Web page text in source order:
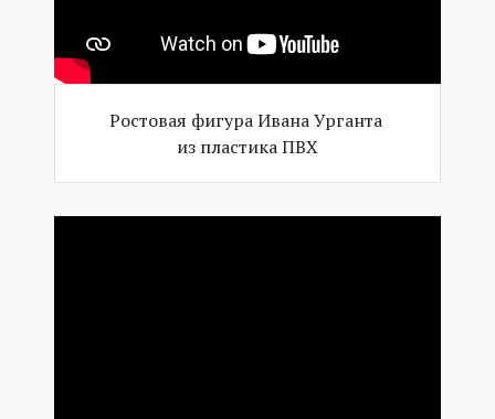
Ростовая фигура Ивана Урганта
из пластика ПВХ